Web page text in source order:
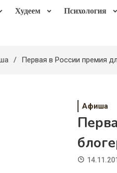
Худеем Психология
Первая в России премия
Афиша